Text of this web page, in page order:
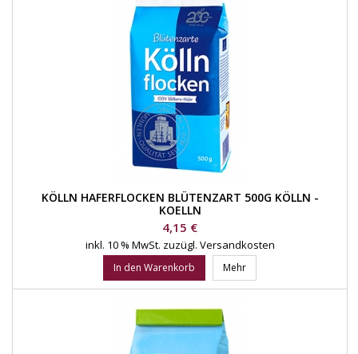
KÖLLN HAFERFLOCKEN BLÜTENZART 500G KÖLLN -
KOELLN
Preis
4,15 €
inkl. 10 % MwSt. zuzügl. Versandkosten
In den Warenkorb Mehr